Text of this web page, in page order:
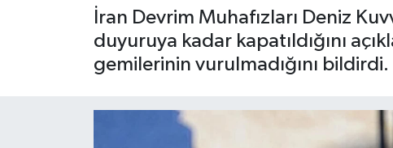
İran Devrim Muhafızları Deniz
duyuruya kadar kapatıldığını
gemilerinin vurulmadığını bildirdi.
Ekonomi
Gündem